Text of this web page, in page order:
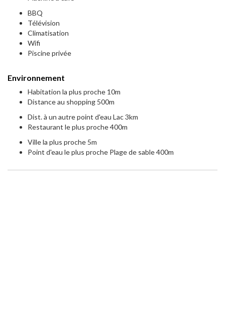
BBQ
Télévision
Climatisation
Wifi
Piscine privée
Environnement
Habitation la plus proche 10m
Distance au shopping 500m
Dist. à un autre point d'eau Lac 3km
Restaurant le plus proche 400m
Ville la plus proche 5m
Point d'eau le plus proche Plage de sable 400m